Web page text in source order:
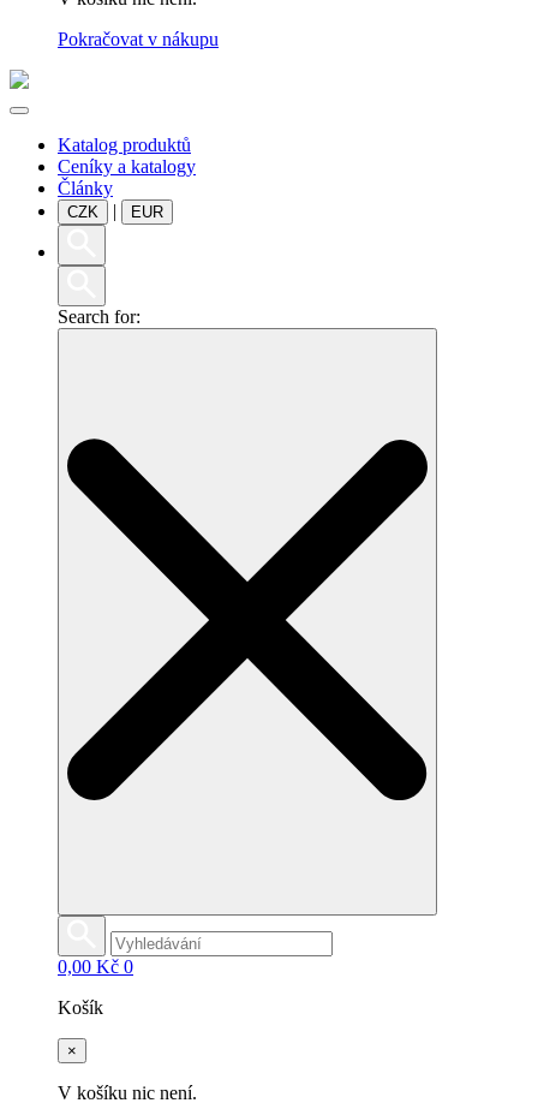
Pokračovat v nákupu
Katalog produktů
Ceníky a katalogy
Články
CZK | EUR
Search for:
0,00 Kč 0
Košík
×
V košíku nic není.